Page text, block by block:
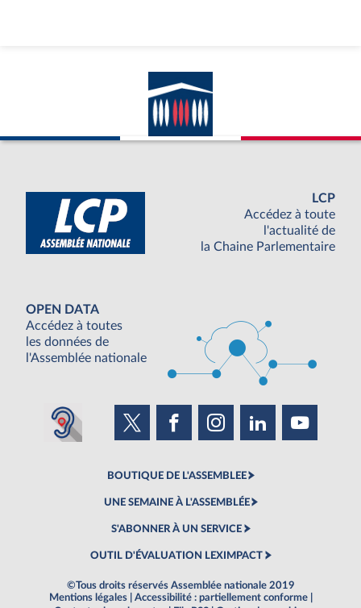
LCP
Accédez à toute
l'actualité de
la Chaine Parlementaire
OPEN DATA
Accédez à toutes
les données de
l'Assemblée nationale
BOUTIQUE DE L'ASSEMBLEE
UNE SEMAINE À L'ASSEMBLÉE
S'ABONNER À UN SERVICE
OUTIL D'ÉVALUATION LEXIMPACT
©Tous droits réservés Assemblée nationale 2019
Mentions légales
Accessibilité : partiellement conforme